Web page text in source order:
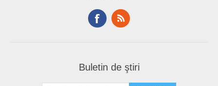
Buletin de ştiri